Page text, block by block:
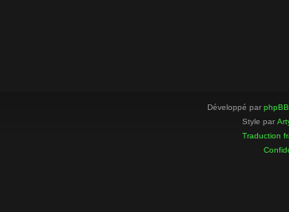
Développé par phpBB
Style par
Traduction